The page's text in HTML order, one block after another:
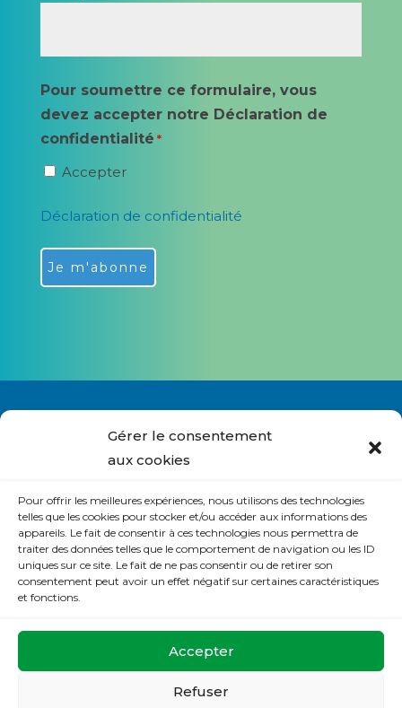
Gérer le consentement
aux cookies
Pour offrir les meilleures expériences, nous utilisons des technologies
telles que les cookies pour stocker et/ou accéder aux informations des
appareils. Le fait de consentir à ces technologies nous permettra de
traiter des données telles que le comportement de navigation ou les ID
uniques sur ce site. Le fait de ne pas consentir ou de retirer son
consentement peut avoir un effet négatif sur certaines caractéristiques
et fonctions.
Accepter
Refuser
Pour soumettre ce formulaire, vous
devez accepter notre Déclaration de
confidentialité *
Accepter
Déclaration de confidentialité
Nous contacter
S’abonner à la lettre du site
Politique de cookies (UE)
Déclaration de confidentialité (UE)
37540 St Cyr sur Loire